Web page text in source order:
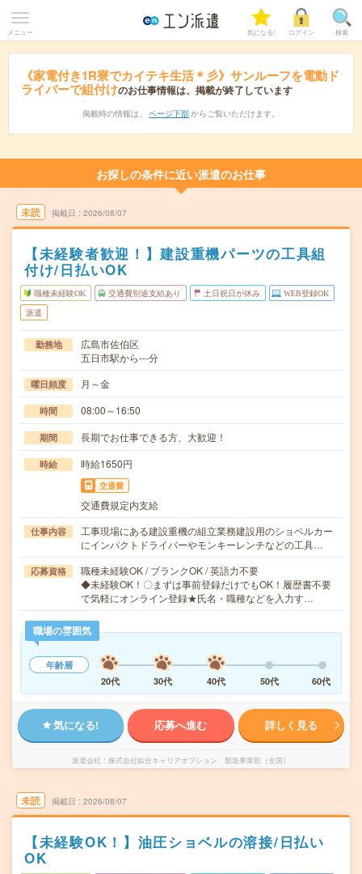
メニュー 気になる! ログイン 検索
《家電付き1R寮でカイテキ生活＊彡》サンルーフを電動ド
ライバーで組付けのお仕事情報は、掲載が終了しています
掲載時の情報は、 ページ下部 からご覧いただけます。
お探しの条件に近い派遣のお仕事
未読 掲載日 2026/08/07
【未経験者歓迎！】建設重機パーツの工具組
付け/日払いOK
職種未経験OK 交通費別途支給あり 土日祝日が休み WEB登録OK
派遣
勤務地
広島市佐伯区
五日市駅から---分
曜日頻度 月～金
時間 08:00～16:50
期間 長期でお仕事できる方、大歓迎！
時給 時給1650円
交通費
交通費規定内支給
仕事内容
工事現場にある建設重機の組立業務建設用のショベルカー
にインパクトドライバーやモンキーレンチなどの工具…
応募資格
職種未経験OK / ブランクOK / 英語力不要
◆未経験OK！〇まずは事前登録だけでもOK！履歴書不要
で気軽にオンライン登録★氏名・職種などを入力す…
職場の雰囲気
年齢層
20代
30代 40代 50代 60代
気になる! 応募へ進む 詳しく見る
派遣会社 株式会社綜合キャリアオプション 製造事業部（全国）
未読 掲載日 2026/08/07
【未経験OK！】油圧ショベルの溶接/日払い
OK